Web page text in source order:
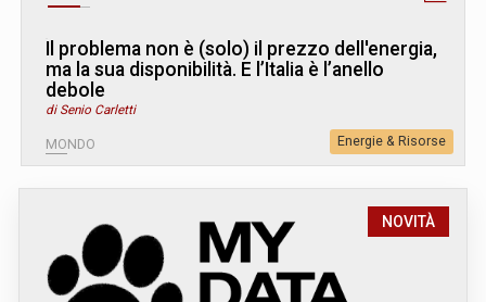
Il problema non è (solo) il prezzo dell'energia,
ma la sua disponibilità. E l’Italia è l’anello
debole
di Senio Carletti
MONDO Energie & Risorse
NOVITÀ